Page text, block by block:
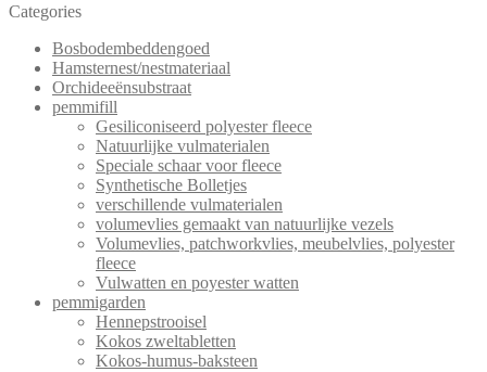
Categories
Bosbodembeddengoed
Hamsternest/nestmateriaal
Orchideeënsubstraat
pemmifill
Gesiliconiseerd polyester fleece
Natuurlijke vulmaterialen
Speciale schaar voor fleece
Synthetische Bolletjes
verschillende vulmaterialen
volumevlies gemaakt van natuurlijke vezels
Volumevlies, patchworkvlies, meubelvlies, polyester
fleece
Vulwatten en poyester watten
pemmigarden
Hennepstrooisel
Kokos zweltabletten
Kokos-humus-baksteen